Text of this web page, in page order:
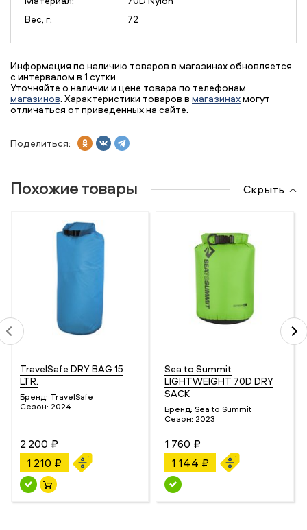
Вес, г:
72
Информация по наличию товаров в магазинах обновляется
с интервалом в 1 сутки
Уточняйте о наличии и цене товара по телефонам
магазинов. Характеристики товаров в магазинахмогут
отличаться от приведенных на сайте.
Поделиться:
Похожие товары Скрыть
TravelSafe DRY BAG 15
LTR.
Бренд: TravelSafe
Сезон: 2024
2 200 ₽
1 210 ₽
Sea to Summit
LIGHTWEIGHT 70D DRY
SACK
Бренд: Sea to Summit
Сезон: 2023
1 760 ₽
1 144 ₽